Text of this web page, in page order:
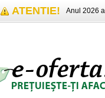
ATENTIE! Anul 2026